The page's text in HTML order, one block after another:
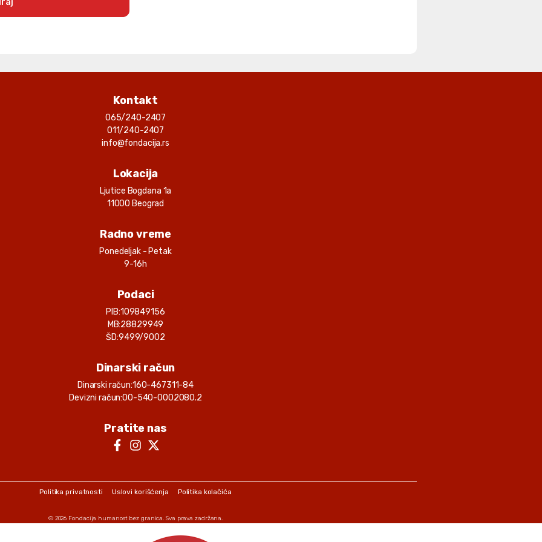
Kontakt
065/240-2407
011/240-2407
info@fondacija.rs
Lokacija
Ljutice Bogdana 1a
11000 Beograd
Radno vreme
Ponedeljak - Petak
9-16h
Podaci
PIB:109849156
MB:28829949
ŠD:9499/9002
Dinarski račun
Dinarski račun:160-467311-84
Devizni račun:00-540-0002080.2
Pratite nas
Politika privatnosti Uslovi korišćenja Politika kolačića
© 2026 Fondacija humanost bez granica. Sva prava zadržana.